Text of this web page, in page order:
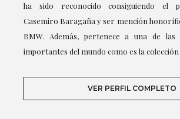
ha sido reconocido consiguiendo el
Casemiro Baragaña y ser mención
BMW. Además, pertenece a una de las
importantes del mundo como es la colección
VER PERFIL COMPLETO